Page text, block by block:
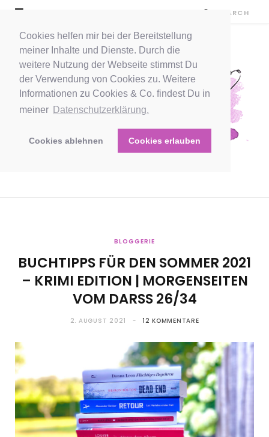
Cookies helfen mir bei der Bereitstellung
meiner Inhalte und Dienste. Durch die
weitere Nutzung der Webseite stimmst Du
der Verwendung von Cookies zu. Weitere
Informationen zu Cookies & Co. findest Du in
meiner Datenschutzerklärung.
Cookies ablehnen Cookies erlauben
BLOGGERIE
BUCHTIPPS FÜR DEN SOMMER 2021
– KRIMI EDITION | MORGENSEITEN
VOM DARSS 26/34
2. AUGUST 2021 12 KOMMENTARE